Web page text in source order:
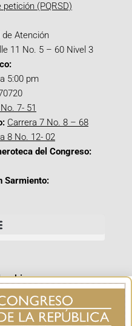
(PQRSD)
de Atención
11 No. 5 – 60 Nivel 3
5:00 pm
7- 51
Carrera 7 No. 8 – 68
8 No. 12- 02
del Congreso:
Sarmiento: